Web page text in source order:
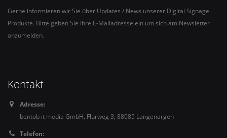
Gerne informieren wir Sie über Updates / News unserer Digital Signage
Produkte. Bitte geben Sie Ihre E-Mailadresse ein um sich am Newsletter
anzumelden.
Kontakt
Adresse:
bentob it media GmbH, Flurweg 3, 88085 Langenargen
Telefon: